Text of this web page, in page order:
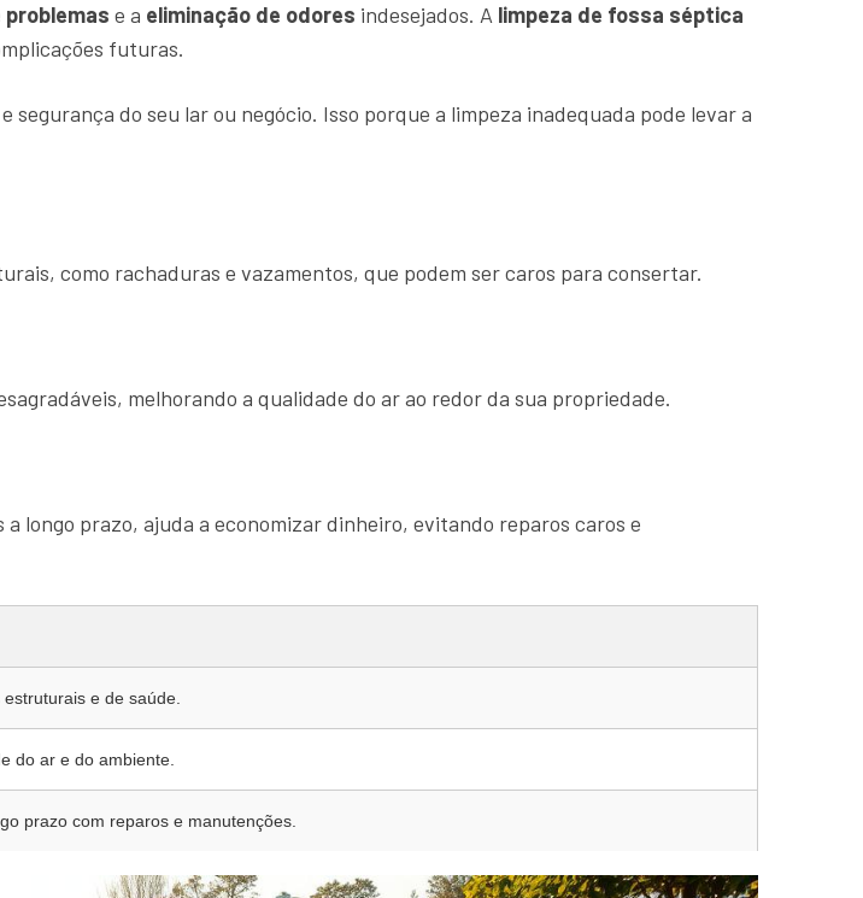
problemas e a eliminação de odores indesejados. A limpeza de fossa séptica
futuras.
do seu lar ou negócio. Isso porque a limpeza inadequada pode levar a
como rachaduras e vazamentos, que podem ser caros para consertar.
melhorando a qualidade do ar ao redor da sua propriedade.
longo prazo, ajuda a economizar dinheiro, evitando reparos caros e
e de saúde.
do ar e do ambiente.
prazo com reparos e manutenções.